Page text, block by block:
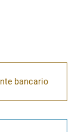
bancario